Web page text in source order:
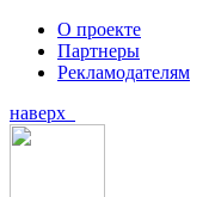
О проекте
Партнеры
Рекламодателям
наверх